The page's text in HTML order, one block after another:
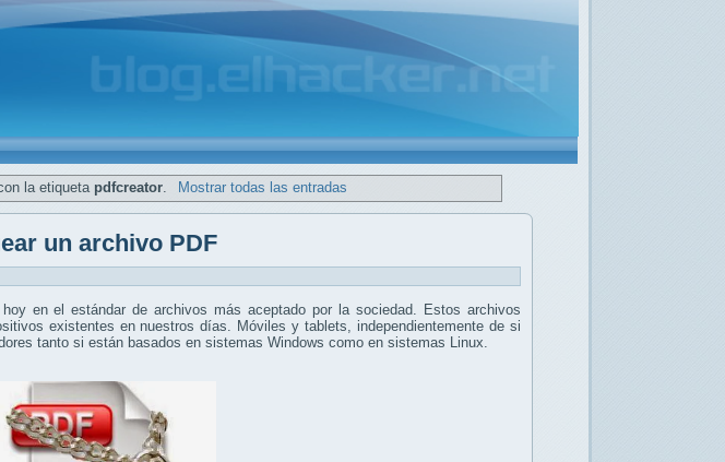
la etiqueta pdfcreator Mostrar todas las entradas
un archivo PDF
en el estándar de archivos más aceptado por la sociedad. Estos archivos
existentes en nuestros días. Móviles y tablets, independientemente de si
tanto si están basados en sistemas Windows como en sistemas Linux.